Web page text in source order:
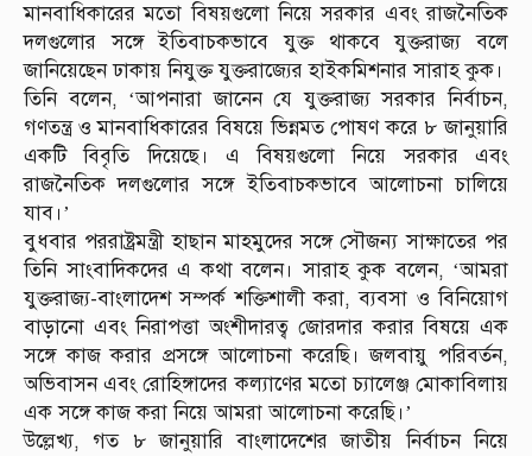
মানবাধিকারের মতো বিষয়গুলো নিয়ে সরকার এবং রাজনৈতিক
দলগুলোর সঙ্গে ইতিবাচকভাবে যুক্ত থাকবে যুক্তরাজ্য বলে
জানিয়েছেন ঢাকায় নিযুক্ত যুক্তরাজ্যের হাইকমিশনার সারাহ কুক।
তিনি বলেন, ‘আপনারা জানেন যে যুক্তরাজ্য সরকার নির্বাচন,
গণতন্ত্র ও মানবাধিকারের বিষয়ে ভিন্নমত পোষণ করে ৮ জানুয়ারি
একটি বিবৃতি দিয়েছে। এ বিষয়গুলো নিয়ে সরকার এবং
রাজনৈতিক দলগুলোর সঙ্গে ইতিবাচকভাবে আলোচনা চালিয়ে
যাব।’
বুধবার পররাষ্ট্রমন্ত্রী হাছান মাহমুদের সঙ্গে সৌজন্য সাক্ষাতের পর
তিনি সাংবাদিকদের এ কথা বলেন। সারাহ কুক বলেন, ‘আমরা
যুক্তরাজ্য-বাংলাদেশ সম্পর্ক শক্তিশালী করা, ব্যবসা ও বিনিয়োগ
বাড়ানো এবং নিরাপত্তা অংশীদারত্ব জোরদার করার বিষয়ে এক
সঙ্গে কাজ করার প্রসঙ্গে আলোচনা করেছি। জলবায়ু পরিবর্তন,
অভিবাসন এবং রোহিঙ্গাদের কল্যাণের মতো চ্যালেঞ্জ মোকাবিলায়
এক সঙ্গে কাজ করা নিয়ে আমরা আলোচনা করেছি।’
উল্লেখ্য, গত ৮ জানুয়ারি বাংলাদেশের জাতীয় নির্বাচন নিয়ে